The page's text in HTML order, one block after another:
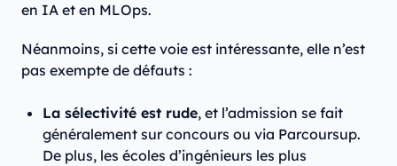
en IA et en MLOps.
Néanmoins, si cette voie est intéressante, elle n’est
pas exempte de défauts :
La sélectivité est rude, et l’admission se fait
généralement sur concours ou via Parcoursup.
De plus, les écoles d’ingénieurs les plus